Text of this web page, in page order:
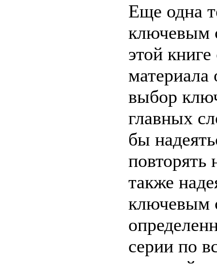
Еще одна
ключевым
этой
материала
выбор
главных
бы
повторять
также
ключевым
серии по